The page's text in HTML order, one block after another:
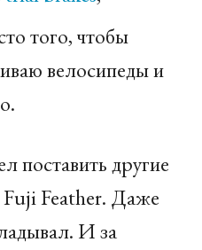
того, чтобы
велосипеды и
поставить другие
Feather. Даже
И за